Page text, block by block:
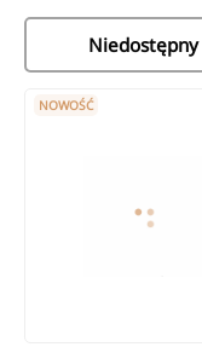
Niedostępny
Umywalka
NOWOŚĆ